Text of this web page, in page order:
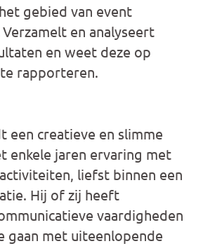
gebied van event
en analyseert
en weet deze op
rapporteren.
een creatieve en slimme
enkele jaren ervaring met
liefst binnen een
Hij of zij heeft
vaardigheden
gaan met uiteenlopende